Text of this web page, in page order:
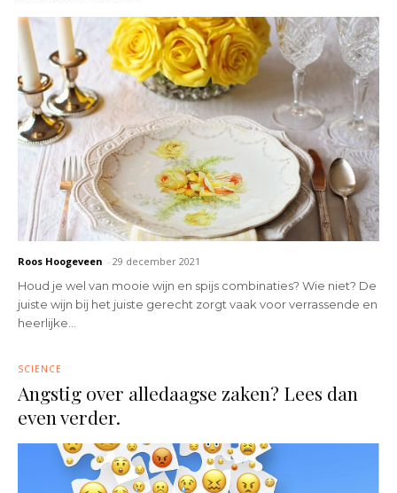
Roos Hoogeveen - 29 december 2021
Houd je wel van mooie wijn en spijs combinaties? Wie niet? De
juiste wijn bij het juiste gerecht zorgt vaak voor verrassende en
heerlijke...
SCIENCE
Angstig over alledaagse zaken? Lees dan
even verder.